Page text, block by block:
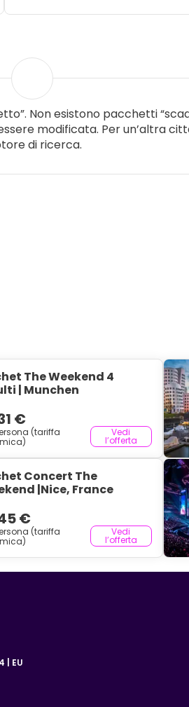
Non esistono pacchetti
modificata. Per un’altra
di ricerca.
The Weekend 4
| Munchen
€
(tariffa
Vedi
l’offerta
Concert The
|Nice, France
€
(tariffa
Vedi
l’offerta
| EU